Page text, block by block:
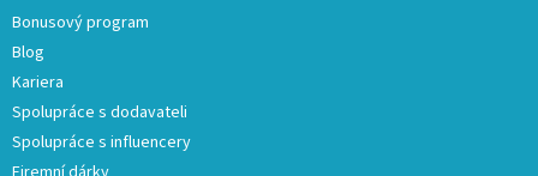
Bonusový program
Blog
Kariera
Spolupráce s dodavateli
Spolupráce s influencery